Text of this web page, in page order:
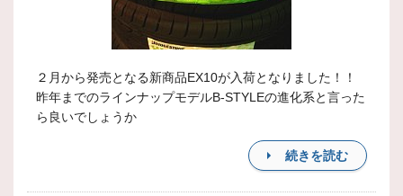
２月から発売となる新商品EX10が入荷となりました！！
昨年までのラインナップモデルB-STYLEの進化系と言った
ら良いでしょうか
続きを読む